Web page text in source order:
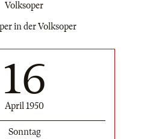
Volksoper
in der Volksoper
16
April 1950
Sonntag